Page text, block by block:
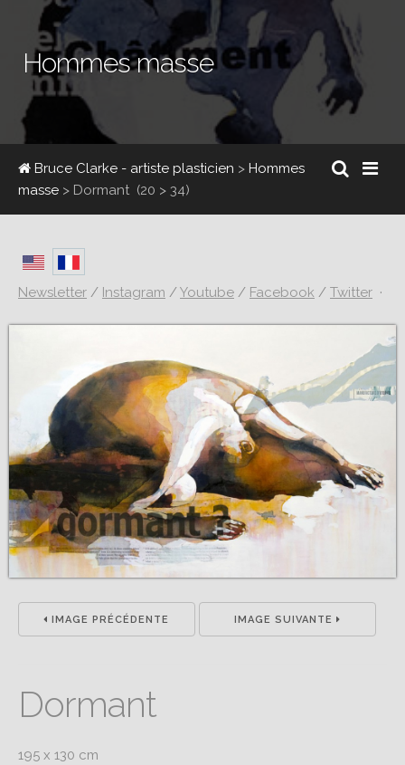
Hommes masse
Bruce Clarke - artiste plasticien > Hommes
masse > Dormant (20 > 34)
Newsletter / Instagram /Youtube / Facebook / Twitter ·
IMAGE PRÉCÉDENTE IMAGE SUIVANTE
Dormant
195 x 130 cm